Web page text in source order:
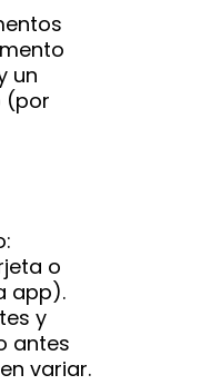
un
(por
o
app).
y
antes
variar.